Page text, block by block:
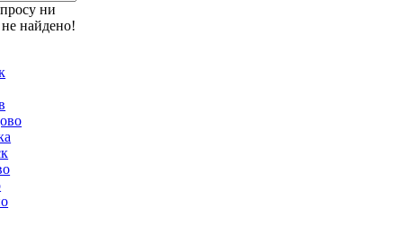
ни
найдено!